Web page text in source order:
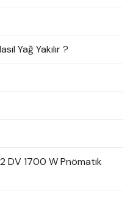
Yağ Yakılır ?
DV 1700 W Pnömatik